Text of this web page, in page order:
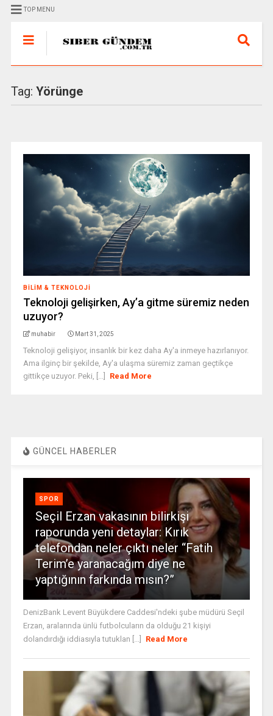
TOP MENU
Tag: Yörünge
BILIM & TEKNOLOJI
Teknoloji gelişirken, Ay’a gitme süremiz neden
uzuyor?
muhabir Mart 31, 2025
Teknoloji gelişiyor, insanlık bir kez daha Ay'a inmeye hazırlanıyor.
Ama ilginç bir şekilde, Ay'a ulaşma süremiz zaman geçtikçe
gittikçe uzuyor. Peki, [...]
Read More
GÜNCEL HABERLER
SPOR
Seçil Erzan vakasının bilirkişi
raporunda yeni detaylar: Kırık
telefondan neler çıktı neler “Fatih
Terim’e yaranacağım diye ne
yaptığının farkında mısın?”
DenizBank Levent Büyükdere Caddesi'ndeki şube müdürü Seçil
Erzan, aralarında ünlü futbolcuların da olduğu 21 kişiyi
dolandırdığı iddiasıyla tutuklan [...]
Read More